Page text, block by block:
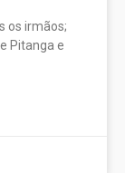
os irmãos;
Pitanga e